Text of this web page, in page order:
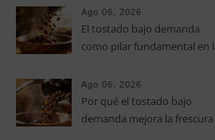
especialidad
Ago 06, 2026
El tostado bajo demanda
como pilar fundamental en
Ago 06, 2026
Por qué el tostado bajo
demanda mejora la frescura